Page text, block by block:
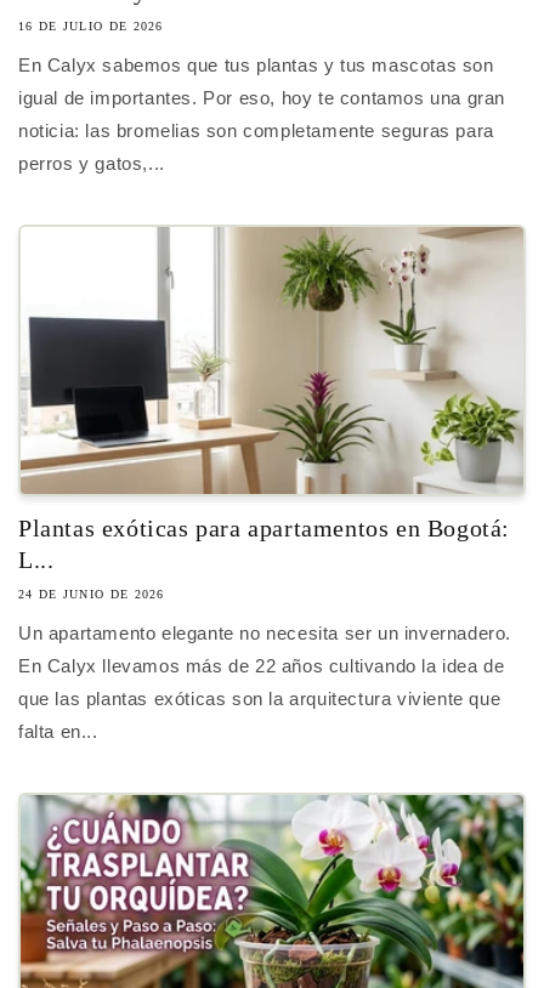
16 DE JULIO DE 2026
En Calyx sabemos que tus plantas y tus mascotas son
igual de importantes. Por eso, hoy te contamos una gran
noticia: las bromelias son completamente seguras para
perros y gatos,...
Plantas exóticas para apartamentos en Bogotá:
L...
24 DE JUNIO DE 2026
Un apartamento elegante no necesita ser un invernadero.
En Calyx llevamos más de 22 años cultivando la idea de
que las plantas exóticas son la arquitectura viviente que
falta en...